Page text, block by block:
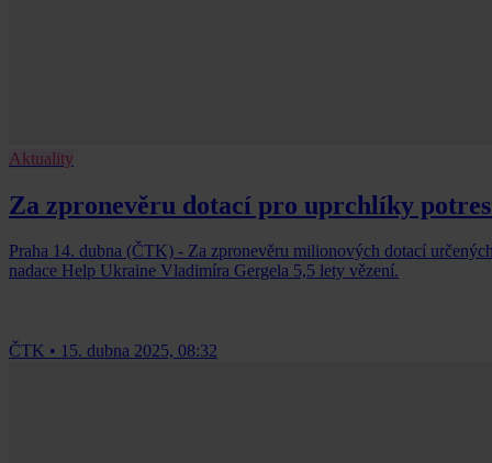
Aktuality
Za zpronevěru dotací pro uprchlíky
Praha 14. dubna (ČTK) - Za zpronevěru milionových dotací
nadace Help Ukraine Vladimíra Gergela 5,5 lety vězení.
ČTK • 15. dubna 2025, 08:32